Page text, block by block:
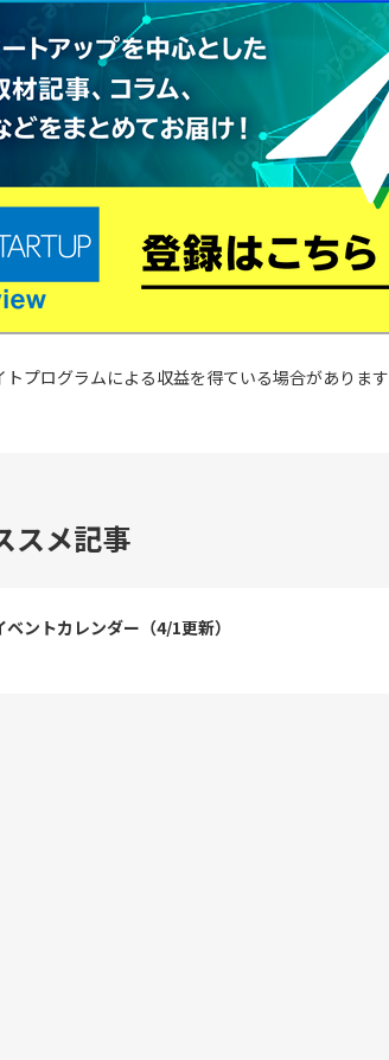
プログラムによる収益を得ている場合があります
スメ記事
ントカレンダー（4/1更新）